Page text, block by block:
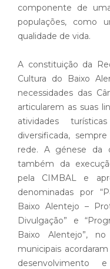
componente de
populações, como
qualidade de vida.
A constituição da
Cultura do Baixo
necessidades das
articularem as suas
atividades
diversificada,
rede. A génese da
também da
pela CIMBAL e
denominadas por
Baixo Alentejo –
Divulgação” e
Baixo Alentejo”,
municipais
desenvolvimento